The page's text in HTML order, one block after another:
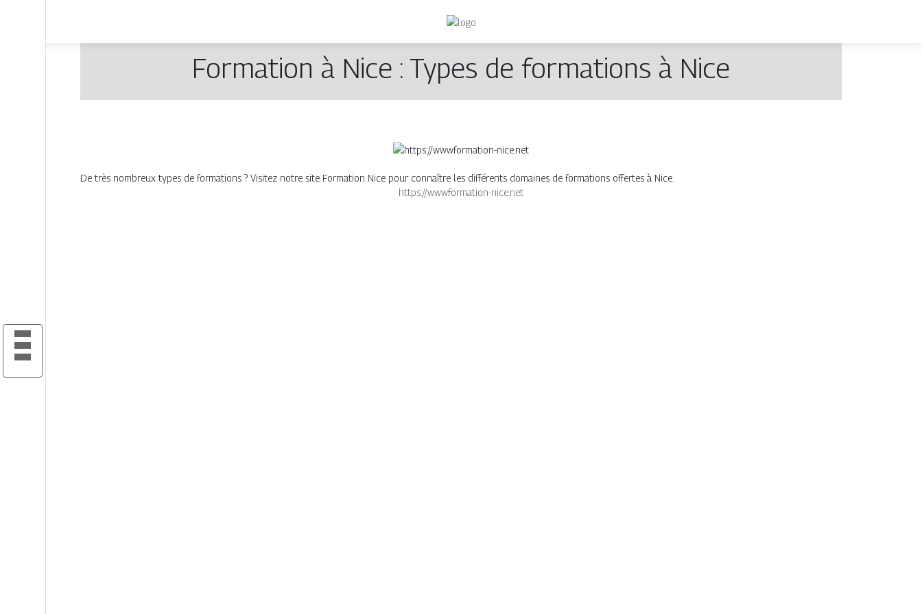
Formation à Nice : Types de formations à Nice
De très nombreux types de formations ? Visitez notre site Formation Nice pour connaître les différents domaines de formations offertes à Nice.
https://www.formation-nice.net